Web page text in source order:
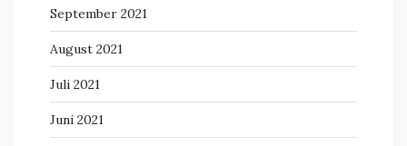
September 2021
August 2021
Juli 2021
Juni 2021